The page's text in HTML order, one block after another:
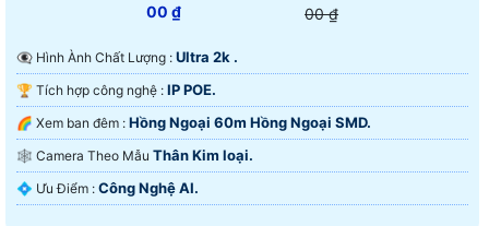
00 ₫ 00 ₫
👁️‍🗨 Hình Ành Chất Lượng : Ultra 2k .
🏆 Tích hợp công nghệ : IP POE.
🌈 Xem ban đêm : Hồng Ngoại 60m Hồng Ngoại SMD.
🕸️ Camera Theo Mẫu Thân Kim loại.
️💠 Ưu Điểm : Công Nghệ AI.